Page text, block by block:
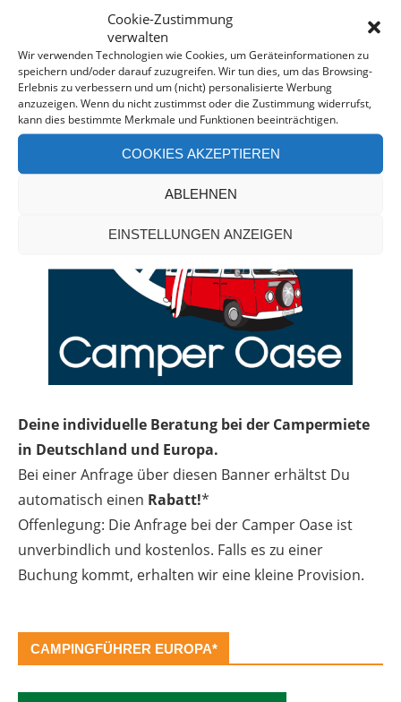
Cookie-Zustimmung
verwalten
Wir verwenden Technologien wie Cookies, um Geräteinformationen zu
speichern und/oder darauf zuzugreifen. Wir tun dies, um das Browsing-
Erlebnis zu verbessern und um (nicht) personalisierte Werbung
anzuzeigen. Wenn du nicht zustimmst oder die Zustimmung widerrufst,
kann dies bestimmte Merkmale und Funktionen beeinträchtigen.
COOKIES AKZEPTIEREN
ABLEHNEN
EINSTELLUNGEN ANZEIGEN
CAMPERVAN-BERATUNG*
Deine individuelle Beratung bei der Campermiete
in Deutschland und Europa.
Bei einer Anfrage über diesen Banner erhältst Du
automatisch einen Rabatt!*
Offenlegung: Die Anfrage bei der Camper Oase ist
unverbindlich und kostenlos. Falls es zu einer
Buchung kommt, erhalten wir eine kleine Provision.
CAMPINGFÜHRER EUROPA*